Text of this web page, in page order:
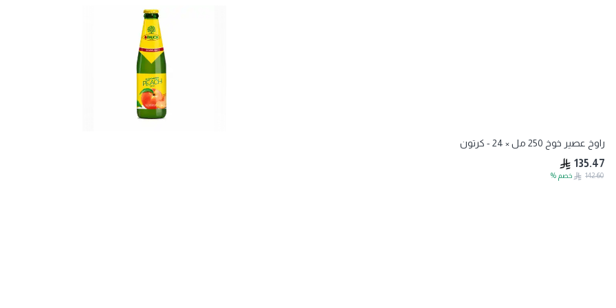
راوخ عصير خوخ 250 مل × 24 - كرتون
135.47
142.60 خصم %